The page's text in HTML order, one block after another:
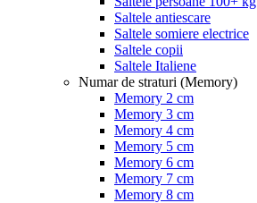
Saltele antiescare
Saltele somiere electrice
Saltele copii
Saltele Italiene
Numar de straturi (Memory)
Memory 2 cm
Memory 3 cm
Memory 4 cm
Memory 5 cm
Memory 6 cm
Memory 7 cm
Memory 8 cm